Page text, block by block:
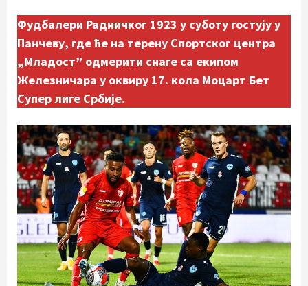
Фудбалери Радничког 1923 у суботу гостују у
Панчеву, где ће на терену Спортског центра
„Младост” одмерити снаге са екипом
Железничара у оквиру 17. кола Моцарт Бет
Супер лиге Србије.